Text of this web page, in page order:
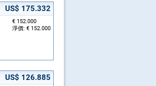
US$ 175.332
€ 152.000
淨價: € 152.000
US$ 126.885